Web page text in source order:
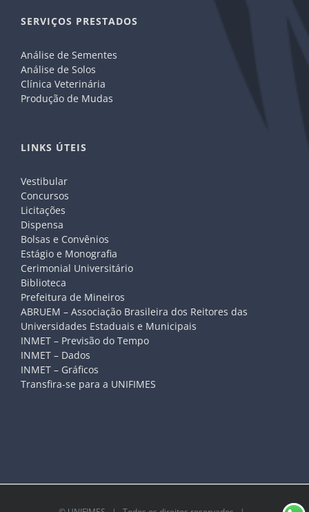
SERVIÇOS PRESTADOS
Análise de Sementes
Análise de Solos
Clínica Veterinária
Produção de Mudas
LINKS ÚTEIS
Vestibular
Concursos
Licitações
Dispensa
Bolsas e Convênios
Estágio e Monografia
Cerimonial Universitário
Biblioteca
Prefeitura de Mineiros
ABRUEM – Associação Brasileira dos Reitores das
Universidades Estaduais e Municipais
INMET – Previsão do Tempo
INMET – Dados
INMET – Gráficos
Transfira-se para a UNIFIMES